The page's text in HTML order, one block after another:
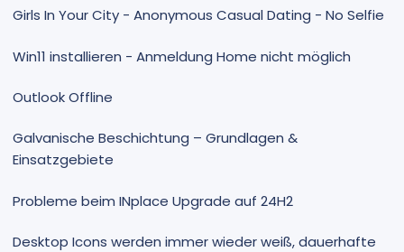
Girls In Your City - Anonymous Casual Dating - No Selfie
Win11 installieren - Anmeldung Home nicht möglich
Outlook Offline
Galvanische Beschichtung – Grundlagen &
Einsatzgebiete
Probleme beim INplace Upgrade auf 24H2
Desktop Icons werden immer wieder weiß, dauerhafte